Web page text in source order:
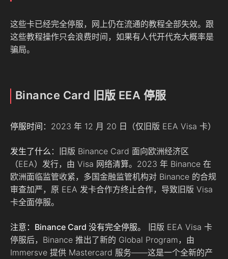
这些卡已经完全停服，网上仍在流通的教程全部失效。跟
这些教程操作只会浪费时间，如果有人代开代充大概率是
骗局。
Binance Card 旧版 EEA 停服
停服时间 ：2023 年 12 月 20 日（仅旧版 EEA Visa 卡）
发生了什么 ：旧版 Binance Card 面向欧洲经济区
（EEA）发行，由 Visa 网络清算。2023 年 Binance 在
欧洲面临监管收紧，多国金融监管机构对 Binance 的合规
审查加严，原 EEA 发卡合作方终止合作，导致旧版 Visa
卡全面停服。
注意：Binance Card 没有完全停服。
旧版 EEA Visa 卡
停服后，Binance 推出了新的 Global Program，由
Immersve 提供 Mastercard 服务——这是一个全新的产